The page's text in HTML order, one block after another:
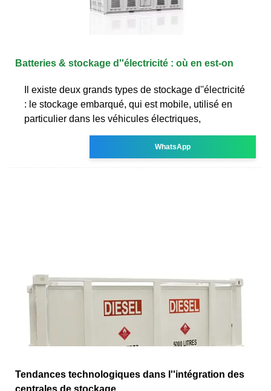
Batteries & stockage d''électricité : où en est-on
Il existe deux grands types de stockage d''électricité
: le stockage embarqué, qui est mobile, utilisé en
particulier dans les véhicules électriques,
WhatsApp
Tendances technologiques dans l''intégration des
centrales de stockage